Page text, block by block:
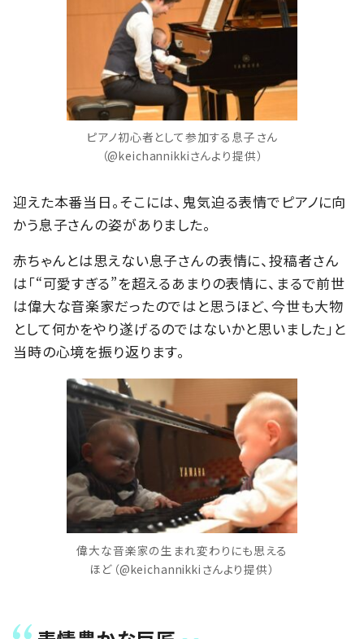
ピアノ初心者として参加する息子さん
（@keichannikkiさんより提供）
迎えた本番当日。そこには、鬼気迫る表情でピアノに向
かう息子さんの姿がありました。
赤ちゃんとは思えない息子さんの表情に、投稿者さん
は「“可愛すぎる”を超えるあまりの表情に、まるで前世
は偉大な音楽家だったのではと思うほど、今世も大物
として何かをやり遂げるのではないかと思いました」と
当時の心境を振り返ります。
偉大な音楽家の生まれ変わりにも思える
ほど（@keichannikkiさんより提供）